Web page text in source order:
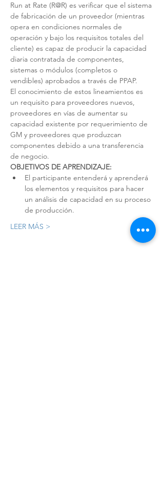
Run at Rate (R@R) es verificar que el sistema
de fabricación de un proveedor (mientras
opera en condiciones normales de
operación y bajo los requisitos totales del
cliente) es capaz de producir la capacidad
diaria contratada de componentes,
sistemas o módulos (completos o
vendibles) aprobados a través de PPAP.
El conocimiento de estos lineamientos es
un requisito para proveedores nuevos,
proveedores en vías de aumentar su
capacidad existente por requerimiento de
GM y proveedores que produzcan
componentes debido a una transferencia
de negocio.
OBJETIVOS DE APRENDIZAJE:
El participante entenderá y aprenderá
los elementos y requisitos para hacer
un análisis de capacidad en su proceso
de producción.
LEER MÁS >